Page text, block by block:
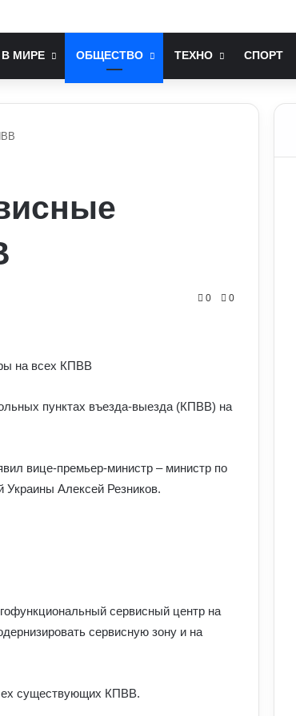
хто він та чим відомий
В МИРЕ ОБЩЕСТВО ТЕХНО СПОРТ
0 0
пунктах въезда-выезда (КПВВ) на
вице-премьер-министр – министр по
Украины Алексей Резников.
сервисный центр на
сервисную зону и на
существующих КПВВ.
ризики для здоров’я
варто знати